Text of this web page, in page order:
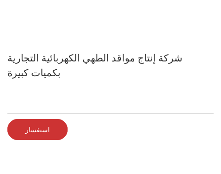
شركة إنتاج مواقد الطهي الكهربائية التجارية
بكميات كبيرة
استفسار